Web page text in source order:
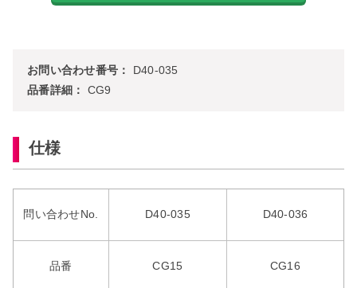
お問い合わせ番号：
D40-035
品番詳細：
CG9
仕様
問い合わせNo. D40-035 D40-036
品番 CG15 CG16